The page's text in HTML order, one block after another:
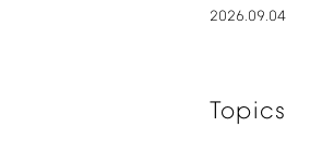
2026.09.04
Topics